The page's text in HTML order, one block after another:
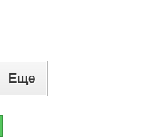
Еще